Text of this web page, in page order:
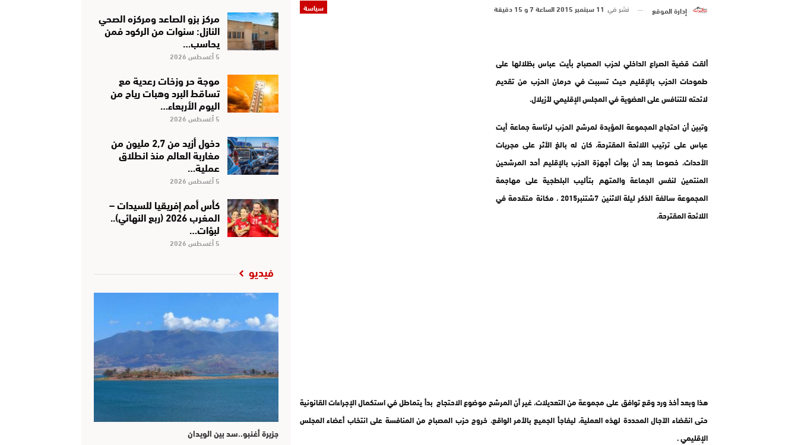
سياسة إدارة الموقع نشر في 11 سبتمبر 2015 الساعة 7 و 15 دقيقة
ألقت قضية الصراع الداخلي لحزب المصباح بأيت عباس بظلالها على
طموحات الحزب بالإقليم حيث تسببت في حرمان الحزب من تقديم
لائحته للتنافس على العضوية في المجلس الإقليمي لأزيلال.
وتبين أن احتجاج المجموعة المؤيدة لمرشح الحزب لرئاسة جماعة أيت
عباس على ترتيب اللائحة المقترحة، كان له بالغ الأثر على مجريات
الأحداث، خصوصا بعد أن بوأت أجهزة الحزب بالإقليم أحد المرشحين
المنتمين لنفس الجماعة والمتهم بتأليب البلطجية على مهاجمة
المجموعة سالفة الذكر ليلة الاثنين 7شتنبر2015 ، مكانة متقدمة في
اللائحة المقترحة.
هذا وبعد أخذ ورد وقع توافق على مجموعة من التعديلات، غير أن المرشح موضوع الاحتجاج بدأ يتماطل في استكمال الإجراءات القانونية
حتى انقضاء الآجال المحددة لهذه العملية، ليفاجأ الجميع بالأمر الواقع، خروج حزب المصباح من المنافسة على انتخاب أعضاء المجلس
الإقليمي .
مركز بزو الصاعد ومركزه الصحي
النازل: سنوات من الركود فمن
يحاسب…
5 أغسطس 2026
موجة حر وزخات رعدية مع
تساقط البرد وهبات رياح من
اليوم الأربعاء…
5 أغسطس 2026
دخول أزيد من 2,7 مليون من
مغاربة العالم منذ انطلاق
عملية…
5 أغسطس 2026
كأس أمم إفريقيا للسيدات –
المغرب 2026 (ربع النهائي)..
لبؤات…
5 أغسطس 2026
فيديو
جزيرة أغنبو..سد بين الويدان